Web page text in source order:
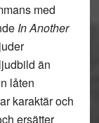
med
In Another
än
låten
karaktär och
ersätter